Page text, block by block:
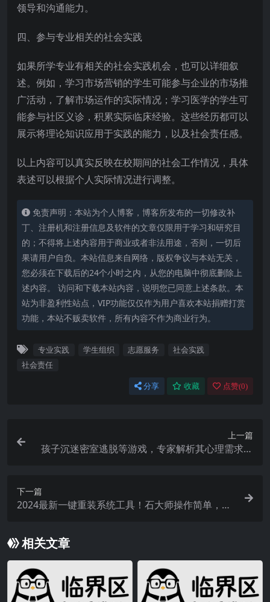
领导和沟通能力。
四、参与专业相关的社会实践
如果所学专业有相关的社会实践机会，也可以详细叙
述。例如，学习市场营销的学生可能参与企业的市场推
广活动，了解市场运作的实际情况；学习医学的学生可
能参与社区义诊，积累实际临床经验。这些经历都可以
展示将理论知识应用于实践的能力，以及社会责任感。
以上内容可以真实反映在校期间的社会工作情况，具体
表述可以根据个人实际情况进行调整。
免责声明：本站为个人博客，博客所发布的一切修改补
丁、注册机和注册信息及软件的文章仅限用于学习和研究目
的；不得将上述内容用于商业或者非法用途，否则，一切后
果请用户自负。本站信息来自网络，版权争议与本站无关，
您必须在下载后的24个小时之内，从您的电脑中彻底删除上
述内容。 访问和下载本站内容，说明您已同意上述条款。本
站为非盈利性站点，VIP功能仅仅作为用户喜欢本站捐赠打赏
功能，本站不贩卖软件，所有内容不作为商业行为。
专业实践 学生组织 志愿服务
社会实践
社会责任
分享 收藏 点赞(0)
上一篇
孩子沉迷密室逃脱等游戏，专家解析其心理需求与
下一篇
2024最新一键重装系统工具！石大师操作简单，小
相关文章